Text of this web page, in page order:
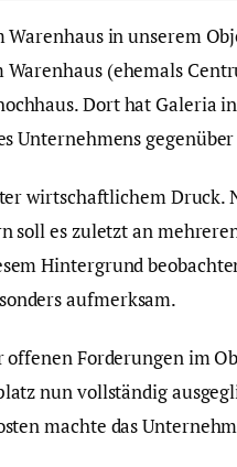
Warenhaus in unserem
(ehemals
Dort hat Galeria
Unternehmens
wirtschaftlichem Druck.
soll es zuletzt an
Hintergrund
aufmerksam.
Forderungen im
nun vollständig
machte das